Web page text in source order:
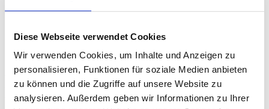
Diese Webseite verwendet Cookies
Wir verwenden Cookies, um Inhalte und Anzeigen zu
personalisieren, Funktionen für soziale Medien anbieten
zu können und die Zugriffe auf unsere Website zu
analysieren. Außerdem geben wir Informationen zu Ihrer
Luthern Bad
Romoos
Angebot für Schulen
Fleischwissen rund ums
Rindfleisch